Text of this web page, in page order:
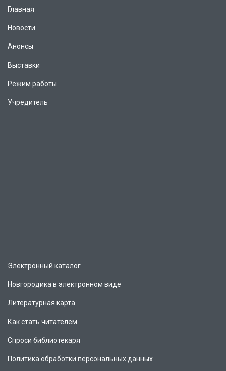
Главная
Новости
Анонсы
Выставки
Режим работы
Учредитель
Электронный каталог
Новгородика в электронном виде
Литературная карта
Как стать читателем
Спроси библиотекаря
Политика обработки персональных данных